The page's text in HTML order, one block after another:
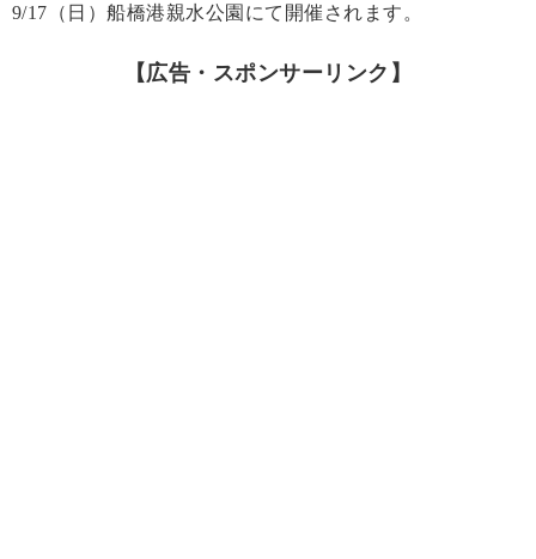
9/17（日）船橋港親水公園にて開催されます。
【広告・スポンサーリンク】